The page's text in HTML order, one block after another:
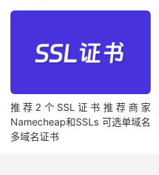
推荐2个SSL证书推荐商家
Namecheap和SSLs 可选单域名
多域名证书